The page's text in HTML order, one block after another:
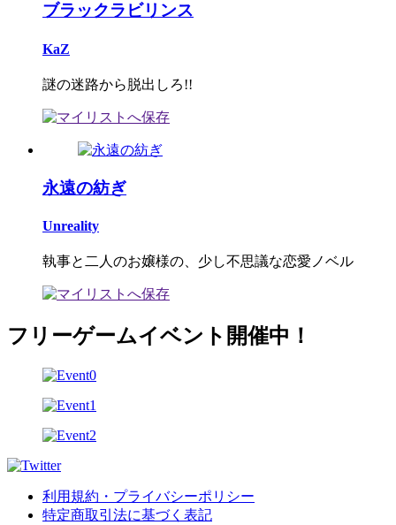
ブラックラビリンス
KaZ
謎の迷路から脱出しろ!!
永遠の紡ぎ
Unreality
執事と二人のお嬢様の、少し不思議な恋愛ノベル
フリーゲームイベント開催中！
利用規約・プライバシーポリシー
特定商取引法に基づく表記